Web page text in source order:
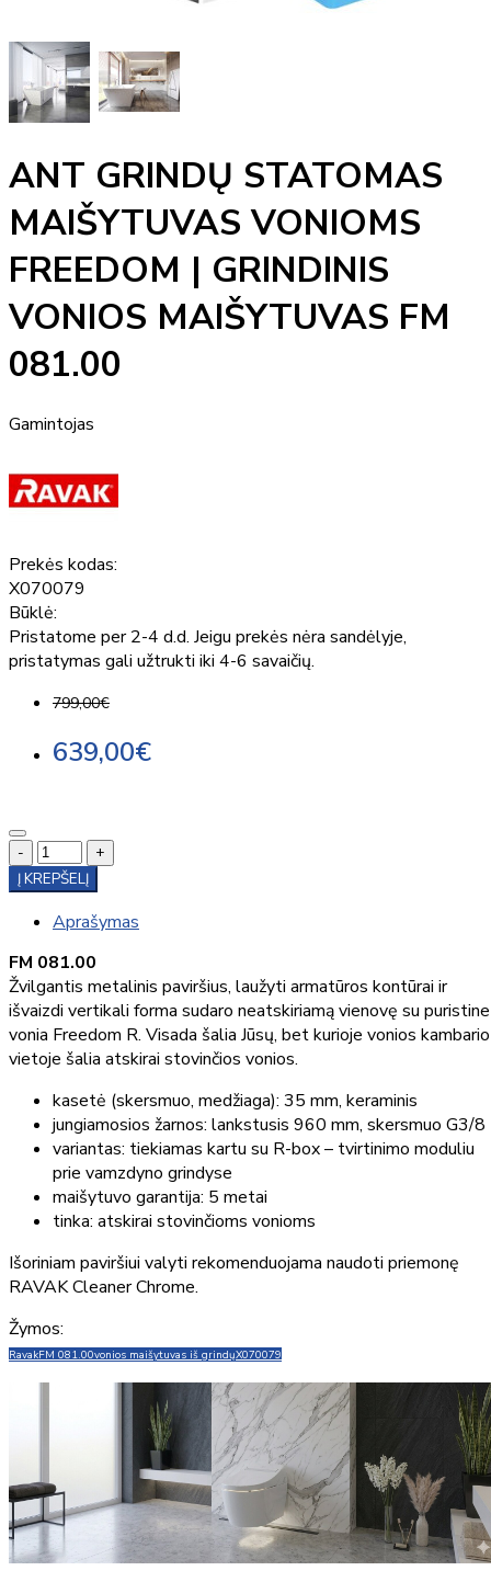
ANT GRINDŲ STATOMAS
MAIŠYTUVAS VONIOMS
FREEDOM | GRINDINIS
VONIOS MAIŠYTUVAS FM
081.00
Gamintojas
Prekės kodas:
X070079
Būklė:
Pristatome per 2-4 d.d. Jeigu prekės nėra sandėlyje,
pristatymas gali užtrukti iki 4-6 savaičių.
799,00€
639,00€
-
+
Į KREPŠELĮ
Aprašymas
FM 081.00
Žvilgantis metalinis paviršius, laužyti armatūros kontūrai ir
išvaizdi vertikali forma sudaro neatskiriamą vienovę su puristine
vonia Freedom R. Visada šalia Jūsų, bet kurioje vonios kambario
vietoje šalia atskirai stovinčios vonios.
kasetė (skersmuo, medžiaga): 35 mm, keraminis
jungiamosios žarnos: lankstusis 960 mm, skersmuo G3/8
variantas: tiekiamas kartu su R-box – tvirtinimo moduliu
prie vamzdyno grindyse
maišytuvo garantija: 5 metai
tinka: atskirai stovinčioms vonioms
Išoriniam paviršiui valyti rekomenduojama naudoti priemonę
RAVAK Cleaner Chrome.
Žymos:
RavakFM 081.00vonios maišytuvas iš grindųX070079